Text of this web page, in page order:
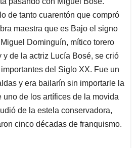
l
a
d
s
de tanto cuarentón que compró
maestra que es Bajo el signo
Dominguín, mítico torero
de la actriz Lucía Bosé, se crió
del Siglo XX. Fue un
y era bailarín sin importarle la
uno de los artífices de la movida
de la estela conservadora,
cinco décadas de franquismo.